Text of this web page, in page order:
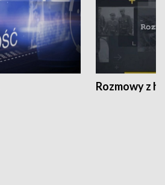
Rozmowy z